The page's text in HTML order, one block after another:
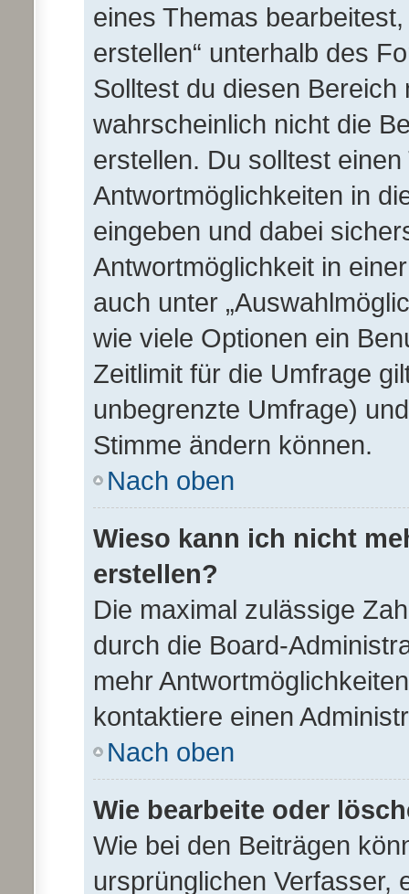
eines Themas
erstellen“ unterhalb des
Solltest du diesen
wahrscheinlich nicht die
erstellen. Du solltest
Antwortmöglichkeiten in
eingeben und dabei
Antwortmöglichkeit in
auch unter
wie viele Optionen ein
Zeitlimit für die Umfrage
unbegrenzte Umfrage)
Stimme ändern können.
Nach oben
Wieso kann ich nicht
erstellen?
Die maximal zulässige
durch die Board-
mehr
kontaktiere einen
Nach oben
Wie bearbeite oder
Wie bei den Beiträgen
ursprünglichen Verfasser,